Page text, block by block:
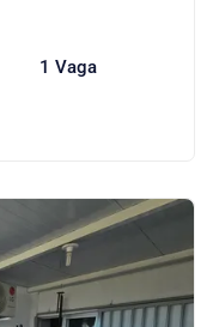
1 Vaga